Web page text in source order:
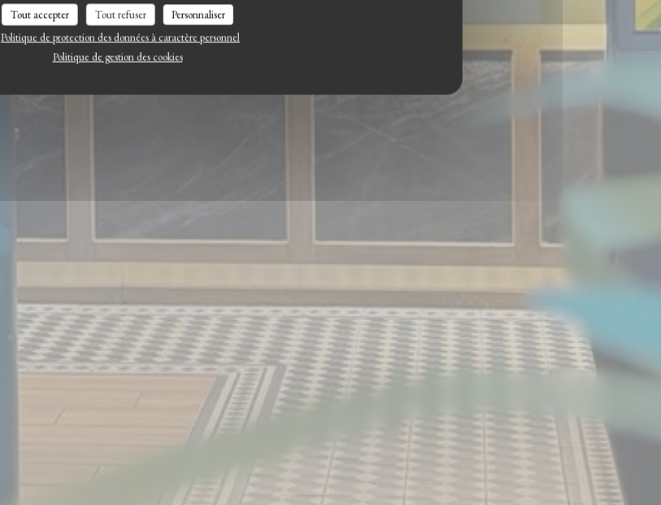
Tout accepter Tout refuser
Personnaliser
Politique de protection des données à caractère personnel
Politique de gestion des cookies
RÉSERVER